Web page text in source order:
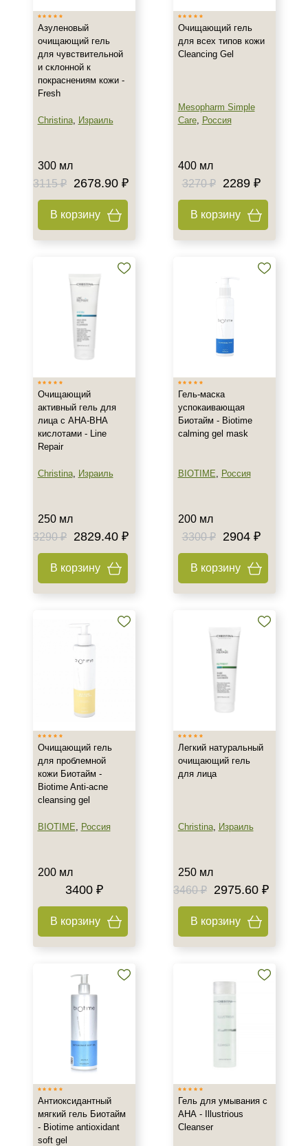
Азуленовый
очищающий гель
для чувствительной
и склонной к
покраснениям кожи -
Fresh
Christina, Израиль
300 мл
3115 ₽
2678.90 ₽
В корзину
Очищающий гель
для всех типов кожи
Cleancing Gel
Mesopharm Simple
Care, Россия
400 мл
3270 ₽
2289 ₽
В корзину
Очищающий
активный гель для
лица с AHA-BHA
кислотами - Line
Repair
Christina, Израиль
250 мл
3290 ₽
2829.40 ₽
В корзину
Гель-маска
успокаивающая
Биотайм - Biotime
calming gel mask
BIOTIME, Россия
200 мл
3300 ₽
2904 ₽
В корзину
Очищающий гель
для проблемной
кожи Биотайм -
Biotime Anti-acne
cleansing gel
BIOTIME, Россия
200 мл
3400 ₽
В корзину
Легкий натуральный
очищающий гель
для лица
Christina, Израиль
250 мл
3460 ₽
2975.60 ₽
В корзину
Антиоксидантный
мягкий гель Биотайм
- Biotime antioxidant
soft gel
Гель для умывания с
АНА - Illustrious
Cleanser
+7 (929) 933-09-89